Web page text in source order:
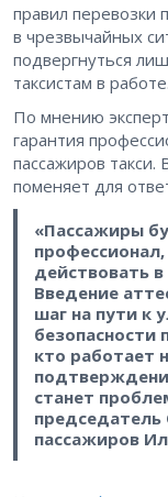
правил перевозки
в чрезвычайных
подвергнуться
таксистам в работе.
По мнению
гарантия
пассажиров такси.
поменяет для
«Пассажиры
действовать
Введение
шаг на пути к
безопасности
кто работает
станет
пассажиров